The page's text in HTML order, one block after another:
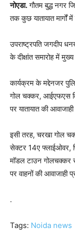
नोएडा.गौतम बुद्ध नगर
तक कुछ यातायात मार्गों
उपराष्ट्रपति जगदीप
के दीक्षांत समारोह में
कार्यक्रम के मद्देनजर
गोल चक्कर, आईएफएस
पर यातायात की
इसी तरह, चरखा गोल
सेक्टर 14ए फ्लाईओवर,
मॉडल टाउन
पर वाहनों की आवाजाही
.
Tags: Noida news